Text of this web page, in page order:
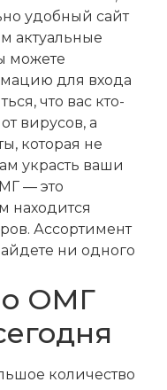
удобный сайт
актуальные
можете
для входа
что вас кто-
вирусов, а
которая не
украсть ваши
— это
находится
Ассортимент
ни одного
ОМГ
количество